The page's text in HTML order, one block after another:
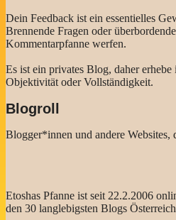
Dein Feedback ist ein essentielles
Brennende Fragen oder
Kommentarpfanne werfen.
Es ist ein privates Blog, daher
Objektivität oder Vollständigkeit.
Blogroll
Blogger*innen und andere Websites,
Etoshas Pfanne ist seit 22.2.2006
den 30 langlebigsten Blogs